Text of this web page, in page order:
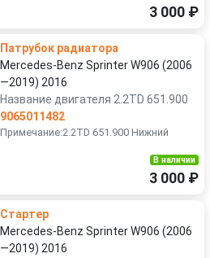
3 000 ₽
Патрубок радиатора
Mercedes-Benz Sprinter W906 (2006
—2019) 2016
Название двигателя 2.2TD 651.900
9065011482
Примечание:2.2TD 651.900 Нижний
В наличии
3 000 ₽
Стартер
Mercedes-Benz Sprinter W906 (2006
—2019) 2016